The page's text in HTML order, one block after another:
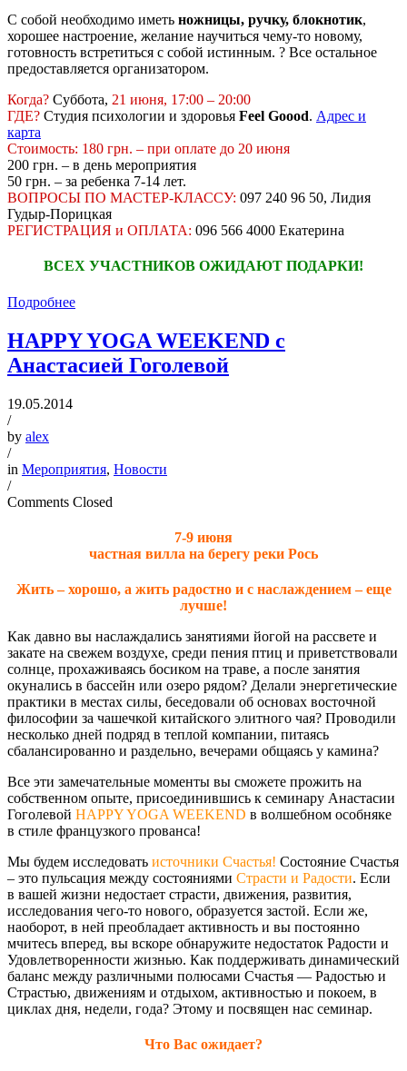
С собой необходимо иметь ножницы, ручку, блокнотик,
хорошее настроение, желание научиться чему-то новому,
готовность встретиться с собой истинным. ? Все остальное
предоставляется организатором.
Когда? Суббота, 21 июня, 17:00 – 20:00
ГДЕ? Студия психологии и здоровья Feel Goood. Адрес и
карта
Стоимость: 180 грн. – при оплате до 20 июня
200 грн. – в день мероприятия
50 грн. – за ребенка 7-14 лет.
ВОПРОСЫ ПО МАСТЕР-КЛАССУ: 097 240 96 50, Лидия
Гудыр-Порицкая
РЕГИСТРАЦИЯ и ОПЛАТА: 096 566 4000 Екатерина
ВСЕХ УЧАСТНИКОВ ОЖИДАЮТ ПОДАРКИ!
Подробнее
HAPPY YOGA WEEKEND c
Анастасией Гоголевой
19.05.2014
/
by alex
/
in Мероприятия, Новости
/
Comments Closed
7-9 июня
частная вилла на берегу реки Рось
Жить – хорошо, а жить радостно и с наслаждением – еще
лучше!
Как давно вы наслаждались занятиями йогой на рассвете и
закате на свежем воздухе, среди пения птиц и приветствовали
солнце, прохаживаясь босиком на траве, а после занятия
окунались в бассейн или озеро рядом? Делали энергетические
практики в местах силы, беседовали об основах восточной
философии за чашечкой китайского элитного чая? Проводили
несколько дней подряд в теплой компании, питаясь
сбалансированно и раздельно, вечерами общаясь у камина?
Все эти замечательные моменты вы сможете прожить на
собственном опыте, присоединившись к семинару Анастасии
Гоголевой HAPPY YOGA WEEKEND в волшебном особняке
в стиле французкого прованса!
Мы будем исследовать источники Счастья! Состояние Счастья
– это пульсация между состояниями Страсти и Радости. Если
в вашей жизни недостает страсти, движения, развития,
исследования чего-то нового, образуется застой. Если же,
наоборот, в ней преобладает активность и вы постоянно
мчитесь вперед, вы вскоре обнаружите недостаток Радости и
Удовлетворенности жизнью. Как поддерживать динамический
баланс между различными полюсами Счастья — Радостью и
Страстью, движениям и отдыхом, активностью и покоем, в
циклах дня, недели, года? Этому и посвящен нас семинар.
Что Вас ожидает?